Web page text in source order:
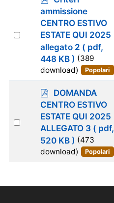
Select
d
f
ammissione
CENTRO ESTIVO
ESTATE QUI 2025
allegato 2 ( pdf,
448 KB ) (389
download)
Popolari
Select
p
d
f
DOMANDA
CENTRO ESTIVO
ESTATE QUI 2025
ALLEGATO 3 ( pdf,
520 KB ) (473
download)
Popolari